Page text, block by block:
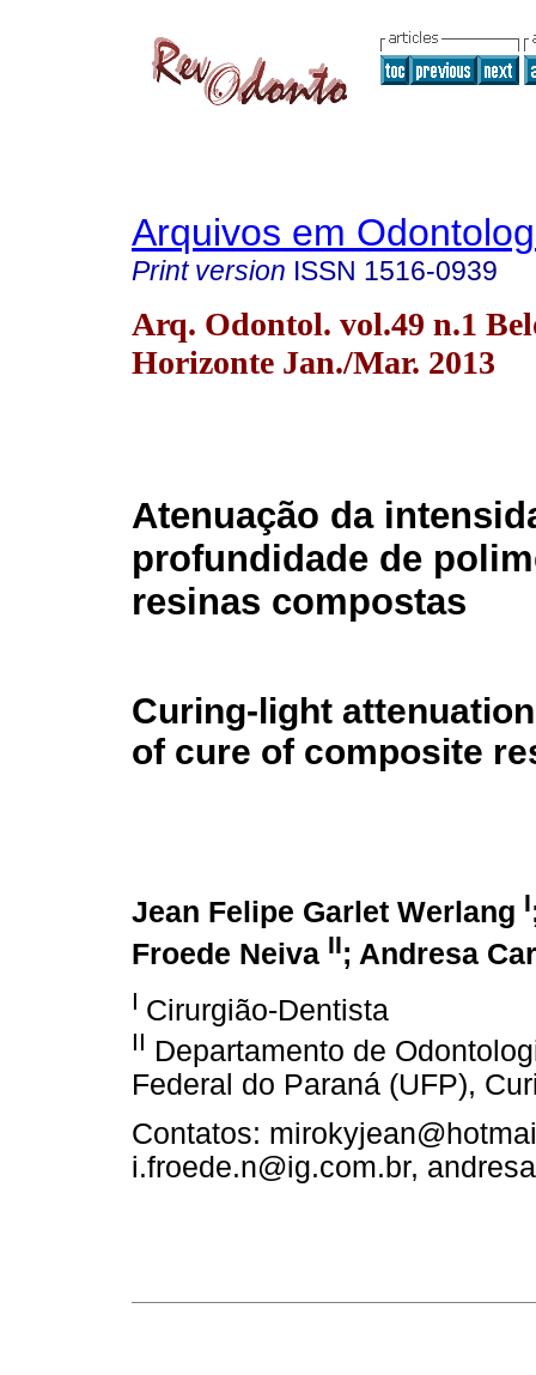
Arquivos em
Print version ISSN 1516-0939
Arq. Odontol. vol.49 n.1
Horizonte Jan./Mar. 2013
Atenuação da
profundidade de
resinas compostas
Curing-light
of cure of composite
Jean Felipe Garlet Werlang I
Froede Neiva II; Andresa
I Cirurgião-Dentista
II Departamento de
Federal do Paraná (UFP),
Contatos:
i.froede.n@ig.com.br,